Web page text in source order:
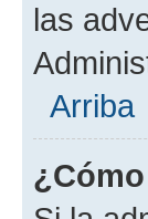
las
Arriba